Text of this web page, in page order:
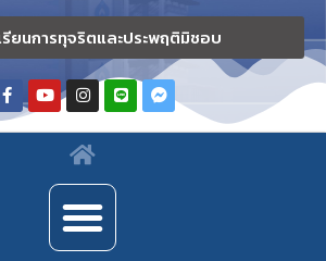
รียนการทุจริตและประพฤติมิชอบ